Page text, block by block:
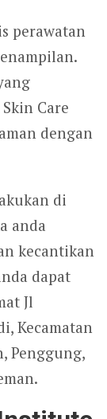
perawatan
Care
dengan
di
anda
kecantikan
dapat
Jl
Kecamatan
Penggung,